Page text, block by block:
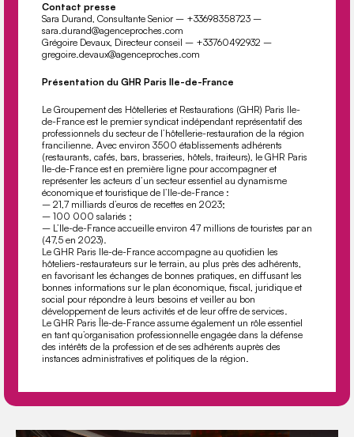
Contact presse
Sara Durand, Consultante Senior – +33698358723 –
sara.durand@agenceproches.com
Grégoire Devaux, Directeur conseil – +33760492932 –
gregoire.devaux@agenceproches.com
Présentation du GHR Paris Ile-de-France
Le Groupement des Hôtelleries et Restaurations (GHR) Paris Ile-
de-France est le premier syndicat indépendant représentatif des
professionnels du secteur de l’hôtellerie-restauration de la région
francilienne. Avec environ 3500 établissements adhérents
(restaurants, cafés, bars, brasseries, hôtels, traiteurs), le GHR Paris
Ile-de-France est en première ligne pour accompagner et
représenter les acteurs d’un secteur essentiel au dynamisme
économique et touristique de l’Ile-de-France :
– 21,7 milliards d’euros de recettes en 2023;
– 100 000 salariés ;
– L’Ile-de-France accueille environ 47 millions de touristes par an
(47,5 en 2023).
Le GHR Paris Ile-de-France accompagne au quotidien les
hôteliers-restaurateurs sur le terrain, au plus près des adhérents,
en favorisant les échanges de bonnes pratiques, en diﬀusant les
bonnes informations sur le plan économique, ﬁscal, juridique et
social pour répondre à leurs besoins et veiller au bon
développement de leurs activités et de leur oﬀre de services.
Le GHR Paris Île-de-France assume également un rôle essentiel
en tant qu’organisation professionnelle engagée dans la défense
des intérêts de la profession et de ses adhérents auprès des
instances administratives et politiques de la région.